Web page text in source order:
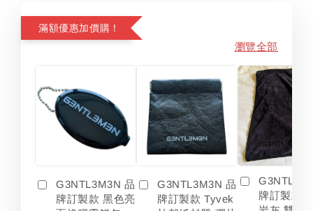
滿額優惠加價購！
瀏覽全部
G3NTL3M3N 品
牌訂製款 黑色亮
G3NTL3M3N 品
牌訂製款 Tyvek
牌訂製款